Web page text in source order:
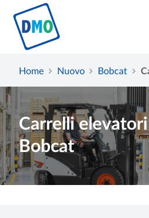
Home Nuovo Bobcat
Carrelli
Bobcat